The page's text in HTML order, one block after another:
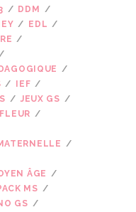
DDM
EDL
IEF
JEUX GS
ÂGE
MS
GS